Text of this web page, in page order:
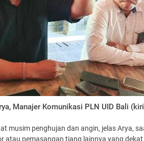
Manajer Komunikasi PLN UID Bali
musim penghujan dan angin, jelas Arya,
atau pemasangan tiang lainnya yang